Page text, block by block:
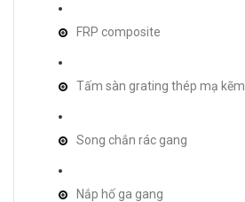
FRP composite
Tấm sàn grating thép mạ kẽm
Song chắn rác gang
Nắp hố ga gang